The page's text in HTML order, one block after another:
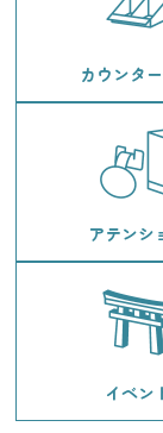
カウンタ
アテンシ
イベン